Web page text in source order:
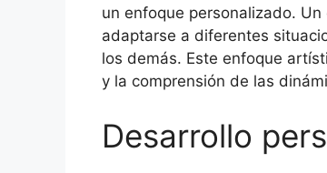
un enfoque personalizado.
adaptarse a diferentes
los demás. Este enfoque
y la comprensión de las
Desarrollo